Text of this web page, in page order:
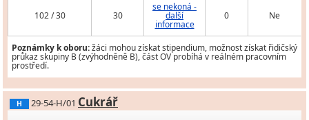
102 / 30 30
se nekoná -
další
informace
0 Ne
Poznámky k oboru:žáci mohou získat stipendium, možnost získat řidičský
průkaz skupiny B (zvýhodněně B), část OV probíhá v reálném pracovním
prostředí.
H 29-54-H/01 Cukrář